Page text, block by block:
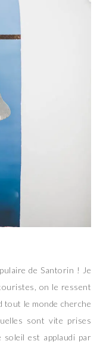
de Santorin ! Je
on le ressent
tout le monde cherche
sont vite prises
soleil est applaudi par